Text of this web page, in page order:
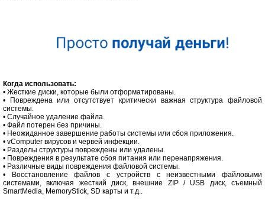
Когда использовать:
• Жесткие диски, которые были отформатированы.
• Повреждена или отсутствует критически важная структура файловой
системы.
• Случайное удаление файла.
• Файл потерен без причины.
• Неожиданное завершение работы системы или сбоя приложения.
• vComputer вирусов и червей инфекции.
• Разделы структуры повреждены или удалены.
• Повреждения в результате сбоя питания или перенапряжения.
• Различные виды повреждения файловой системы.
• Восстановление файлов с устройств с неизвестными файловыми
системами, включая жесткий диск, внешние ZIP / USB диск, съемный
SmartMedia, MemoryStick, SD карты и т.д..